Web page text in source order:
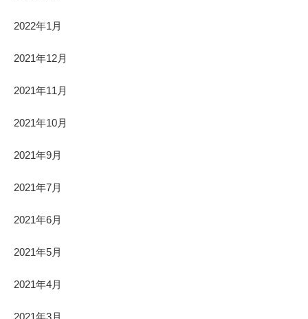
2022年1月
2021年12月
2021年11月
2021年10月
2021年9月
2021年7月
2021年6月
2021年5月
2021年4月
2021年3月